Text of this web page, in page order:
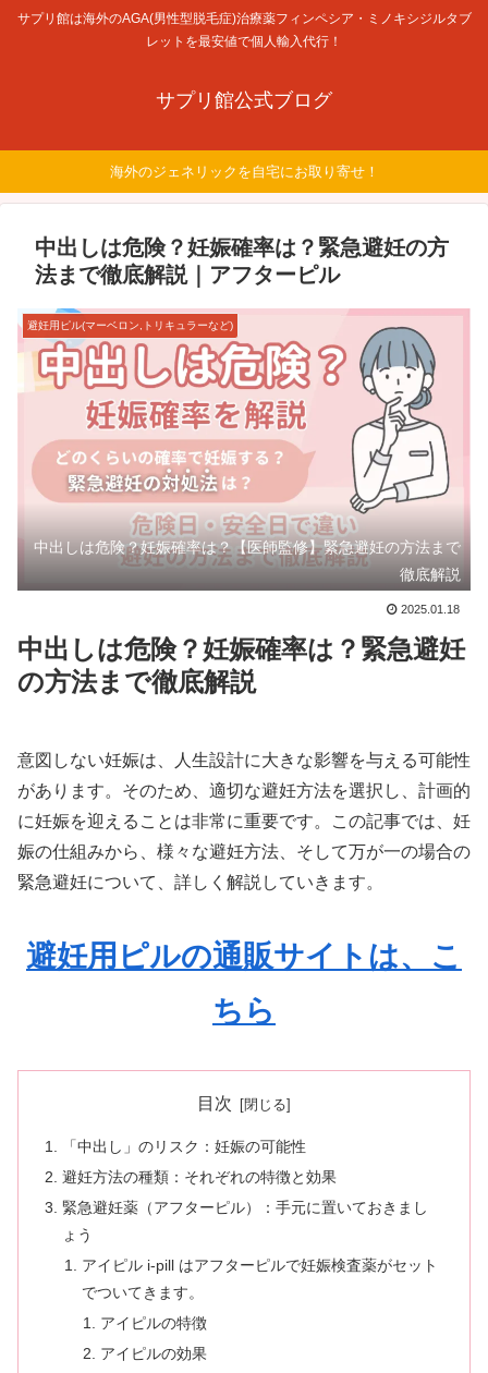
サプリ館は海外のAGA(男性型脱毛症)治療薬フィンペシア・ミノキシジルタブ
レットを最安値で個人輸入代行！
サプリ館公式ブログ
海外のジェネリックを自宅にお取り寄せ！
中出しは危険？妊娠確率は？緊急避妊の方
法まで徹底解説｜アフターピル
避妊用ピル(マーベロン,トリキュラーなど)
中出しは危険？妊娠確率は？【医師監修】緊急避妊の方法まで
徹底解説
2025.01.18
中出しは危険？妊娠確率は？緊急避妊
の方法まで徹底解説
意図しない妊娠は、人生設計に大きな影響を与える可能性
があります。そのため、適切な避妊方法を選択し、計画的
に妊娠を迎えることは非常に重要です。この記事では、妊
娠の仕組みから、様々な避妊方法、そして万が一の場合の
緊急避妊について、詳しく解説していきます。
避妊用ピルの通販サイトは、こ
ちら
目次
「中出し」のリスク：妊娠の可能性
避妊方法の種類：それぞれの特徴と効果
緊急避妊薬（アフターピル）：手元に置いておきまし
ょう
アイピル i-pill はアフターピルで妊娠検査薬がセット
でついてきます。
アイピルの特徴
アイピルの効果